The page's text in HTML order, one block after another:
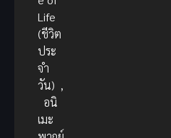
Life
(ชีวิต
ประ
จำ
วัน) ,
อนิ
เมะ